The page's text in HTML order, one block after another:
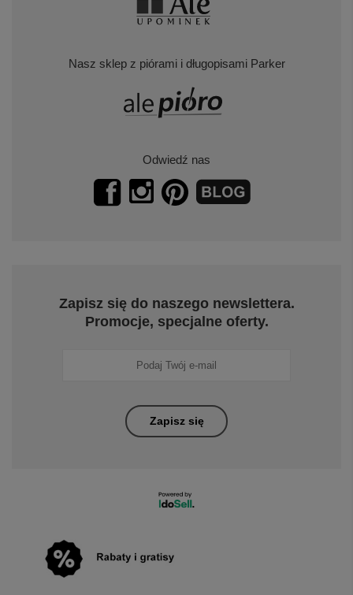
Nasz sklep z piórami i długopisami Parker
Odwiedź nas
Zapisz się do naszego newslettera.
Promocje, specjalne oferty.
Zapisz się